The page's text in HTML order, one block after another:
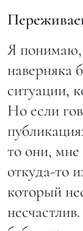
Я понимаю,
наверняка
ситуации,
Но если
то они, мне
откуда-то
который